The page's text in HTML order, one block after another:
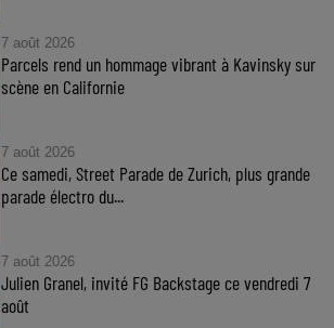
7 août 2026
Parcels rend un hommage vibrant à Kavinsky sur
scène en Californie
7 août 2026
Ce samedi, Street Parade de Zurich, plus grande
parade électro du...
7 août 2026
Julien Granel, invité FG Backstage ce vendredi 7
août